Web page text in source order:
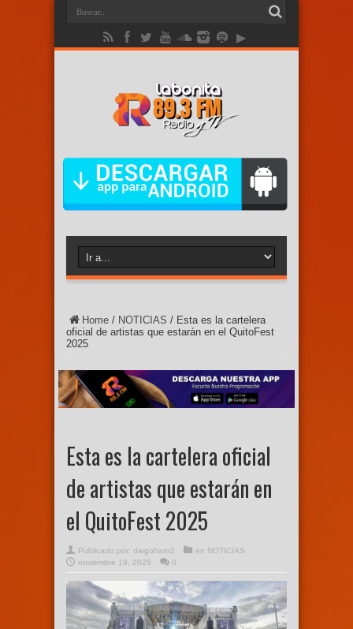
Home / NOTICIAS / Esta es la cartelera
oficial de artistas que estarán en el QuitoFest
2025
Esta es la cartelera oficial
de artistas que estarán en
el QuitoFest 2025
Publicado por: diegoharo2 en NOTICIAS
noviembre 19, 2025
0